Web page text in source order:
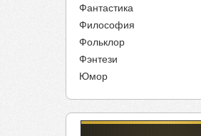
Фантастика
Философия
Фольклор
Фэнтези
Юмор